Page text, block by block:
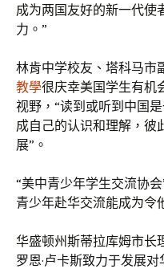
成为两国友好的新一代使
力。”
林肯中学校友、塔科马市
教學很庆幸美国学生有机
视野，“读到或听到中国
成自己的认识和理解，彼
展”。
“美中青少年学生交流协
青少年赴华交流能成为令
华盛顿州斯蒂拉库姆市长
罗恩·卢卡斯致力于发展